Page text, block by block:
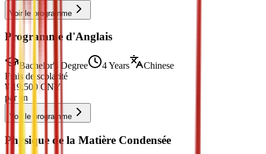
Voir le programme
Programme d'Anglais
Bachelor's Degree 4 Years
Chinese
Frais de scolarité
¥ 19,500 CNY
par an
Voir le programme
Physique de la Matière Condensée